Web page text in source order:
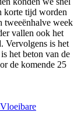
korte tijd worden
tweeënhalve week
vallen ook het
Vervolgens is het
het beton van de
de komende 25
Vloeibare